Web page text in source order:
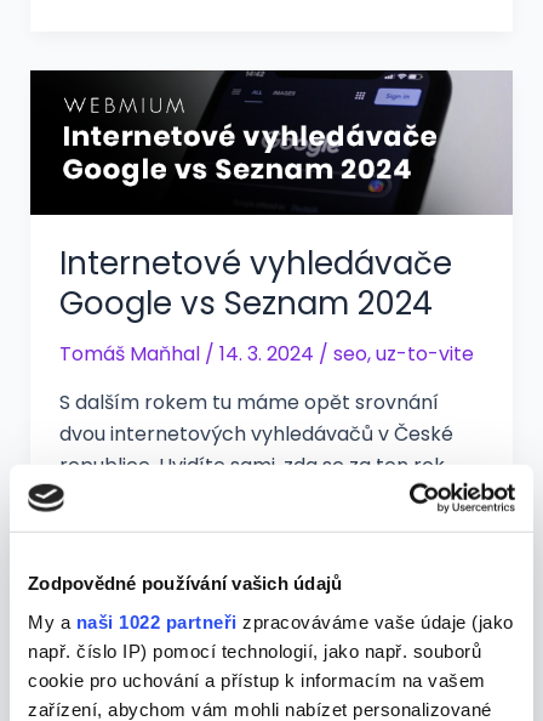
Zodpovědné používání vašich údajů
My a naši 1022 partneři zpracováváme vaše údaje (jako
např. číslo IP) pomocí technologií, jako např. souborů
cookie pro uchování a přístup k informacím na vašem
zařízení, abychom vám mohli nabízet personalizované
Internetové vyhledávače
Google vs Seznam 2024
Tomáš Maňhal / 14. 3. 2024 / seo,uz-to-vite
S dalším rokem tu máme opět srovnání
dvou internetových vyhledávačů v České
republice. Uvidíte sami, zda se za ten rok
něco změnilo nebo jestli zůstává vše při
starém. Přejeme Vám příjemné čtení.